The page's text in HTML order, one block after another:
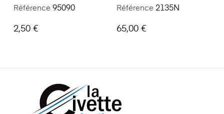
Référence 95090
2,50 €
Référence 2135N
65,00 €